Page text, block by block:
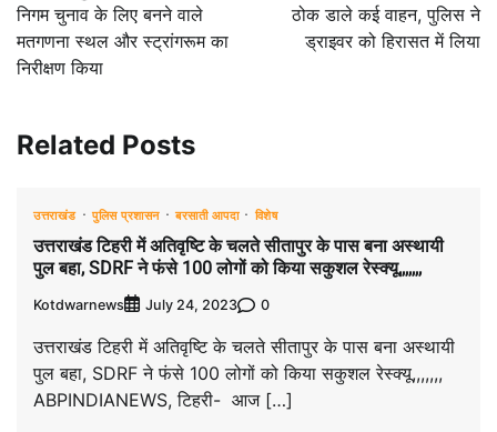
निगम चुनाव के लिए बनने वाले
मतगणना स्थल और स्ट्रांगरूम का
निरीक्षण किया
ठोक डाले कई वाहन, पुलिस ने
ड्राइवर को हिरासत में लिया
Related Posts
उत्तराखंड पुलिस प्रशासन बरसाती आपदा विशेष
उत्तराखंड टिहरी में अतिवृष्टि के चलते सीतापुर के पास बना अस्थायी
पुल बहा, SDRF ने फंसे 100 लोगों को किया सकुशल रेस्क्यू,,,,,,,
Kotdwarnews July 24, 2023 0
उत्तराखंड टिहरी में अतिवृष्टि के चलते सीतापुर के पास बना अस्थायी
पुल बहा, SDRF ने फंसे 100 लोगों को किया सकुशल रेस्क्यू,,,,,,,
ABPINDIANEWS, टिहरी- आज […]